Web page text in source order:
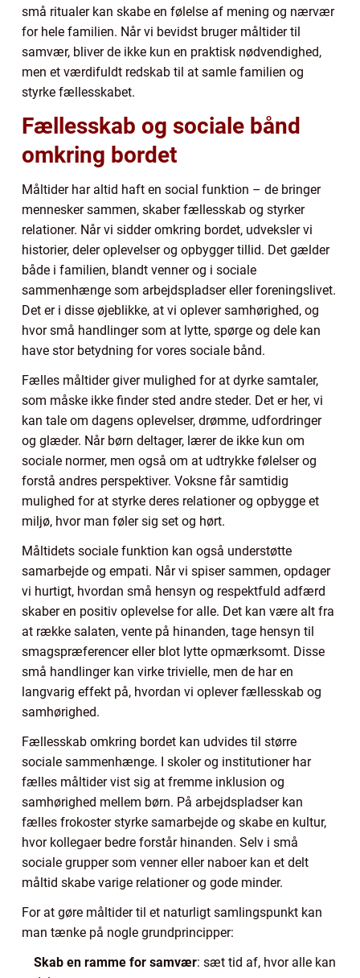
små ritualer kan skabe en følelse af mening og nærvær
for hele familien. Når vi bevidst bruger måltider til
samvær, bliver de ikke kun en praktisk nødvendighed,
men et værdifuldt redskab til at samle familien og
styrke fællesskabet.
Fællesskab og sociale bånd
omkring bordet
Måltider har altid haft en social funktion – de bringer
mennesker sammen, skaber fællesskab og styrker
relationer. Når vi sidder omkring bordet, udveksler vi
historier, deler oplevelser og opbygger tillid. Det gælder
både i familien, blandt venner og i sociale
sammenhænge som arbejdspladser eller foreningslivet.
Det er i disse øjeblikke, at vi oplever samhørighed, og
hvor små handlinger som at lytte, spørge og dele kan
have stor betydning for vores sociale bånd.
Fælles måltider giver mulighed for at dyrke samtaler,
som måske ikke finder sted andre steder. Det er her, vi
kan tale om dagens oplevelser, drømme, udfordringer
og glæder. Når børn deltager, lærer de ikke kun om
sociale normer, men også om at udtrykke følelser og
forstå andres perspektiver. Voksne får samtidig
mulighed for at styrke deres relationer og opbygge et
miljø, hvor man føler sig set og hørt.
Måltidets sociale funktion kan også understøtte
samarbejde og empati. Når vi spiser sammen, opdager
vi hurtigt, hvordan små hensyn og respektfuld adfærd
skaber en positiv oplevelse for alle. Det kan være alt fra
at række salaten, vente på hinanden, tage hensyn til
smagspræferencer eller blot lytte opmærksomt. Disse
små handlinger kan virke trivielle, men de har en
langvarig effekt på, hvordan vi oplever fællesskab og
samhørighed.
Fællesskab omkring bordet kan udvides til større
sociale sammenhænge. I skoler og institutioner har
fælles måltider vist sig at fremme inklusion og
samhørighed mellem børn. På arbejdspladser kan
fælles frokoster styrke samarbejde og skabe en kultur,
hvor kollegaer bedre forstår hinanden. Selv i små
sociale grupper som venner eller naboer kan et delt
måltid skabe varige relationer og gode minder.
For at gøre måltider til et naturligt samlingspunkt kan
man tænke på nogle grundprincipper:
Skab en ramme for samvær: sæt tid af, hvor alle kan